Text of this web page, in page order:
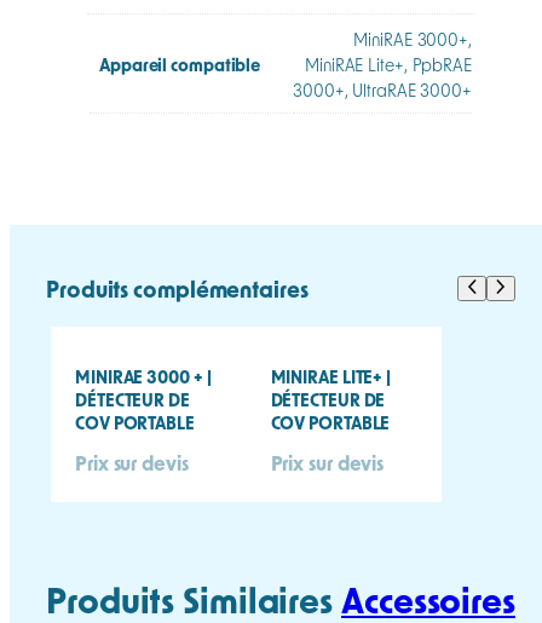
Appareil compatible
MiniRAE 3000+,
MiniRAE Lite+, PpbRAE
3000+, UltraRAE 3000+
Produits complémentaires
MINIRAE 3000 + |
DÉTECTEUR DE
COV PORTABLE
Prix sur devis
MINIRAE LITE+ |
DÉTECTEUR DE
COV PORTABLE
Prix sur devis
Produits Similaires Accessoires